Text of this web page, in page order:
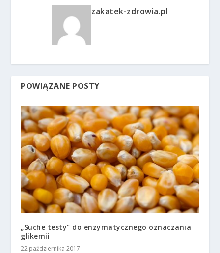
zakatek-zdrowia.pl
POWIĄZANE POSTY
„Suche testy" do enzymatycznego oznaczania
glikemii
22 października 2017